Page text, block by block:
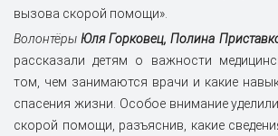
вызова скорой помощи».
Волонтёры Юля Горковец, Полина
рассказали детям о важности
том, чем занимаются врачи и какие
спасения жизни. Особое внимание
скорой помощи, разъяснив, какие